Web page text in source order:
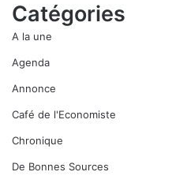
Catégories
A la une
Agenda
Annonce
Café de l'Economiste
Chronique
De Bonnes Sources